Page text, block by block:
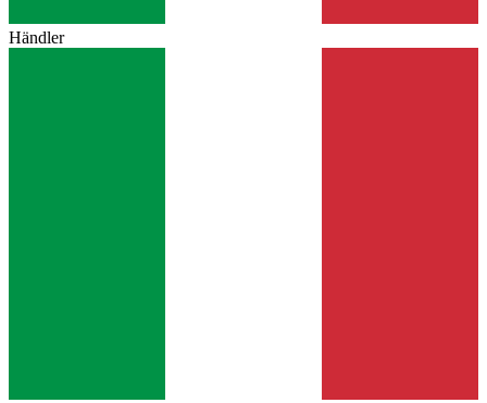
Händler